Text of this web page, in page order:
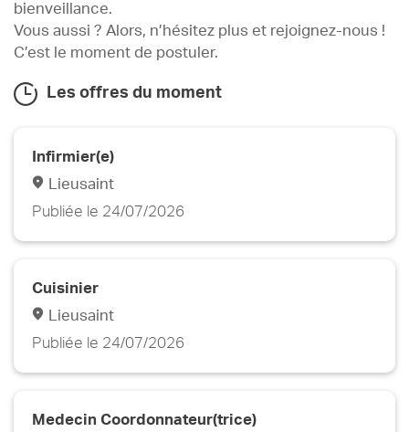
bienveillance.
Vous aussi ? Alors, n’hésitez plus et rejoignez-nous !
C’est le moment de postuler.
Les offres du moment
Infirmier(e)
Lieusaint
Publiée le 24/07/2026
Cuisinier
Lieusaint
Publiée le 24/07/2026
Medecin Coordonnateur(trice)